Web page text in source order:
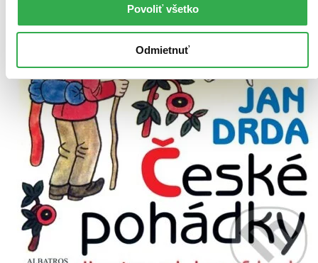
Povoliť všetko
Odmietnuť